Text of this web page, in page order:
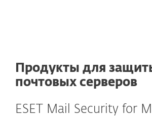
Продукты для
почтовых серверов
ESET Mail Security for